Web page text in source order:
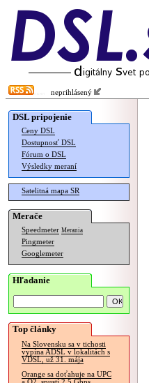
neprihlásený
DSL pripojenie
Ceny DSL
Dostupnosť DSL
Fórum o DSL
Výsledky meraní
Satelitná mapa SR
Merače
Speedmeter Merania
Pingmeter
Googlemeter
Hľadanie
Top články
Na Slovensku sa v tichosti
vypína ADSL v lokalitách s
VDSL, už 31. mája
Orange sa doťahuje na UPC